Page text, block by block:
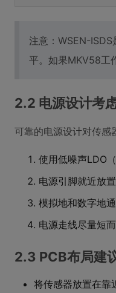
注意：WSEN-
平。如果MKV58工
2.2 电源设计考
可靠的电源设计对传感
使用低噪声LDO
电源引脚就近放
模拟地和数字地
电源走线尽量短
2.3 PCB布局建
将传感器放置在靠